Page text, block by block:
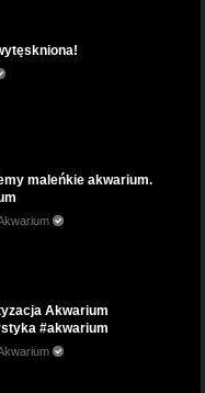
maleńkie akwarium.
Akwarium
#akwarium